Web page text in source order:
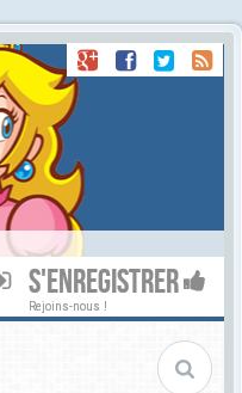
S'ENREGISTRER
Rejoins-nous !